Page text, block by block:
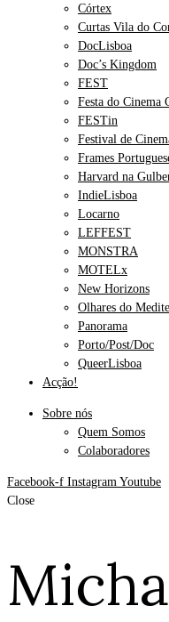
Córtex
Curtas Vila do
DocLisboa
Doc’s Kingdom
FEST
Festa do Cinema
FESTin
Festival de
Frames
Harvard na
IndieLisboa
Locarno
LEFFEST
MONSTRA
MOTELx
New Horizons
Olhares do
Panorama
Porto/Post/Doc
QueerLisboa
Acção!
Sobre nós
Quem Somos
Colaboradores
Facebook-f Instagram Youtube
Close